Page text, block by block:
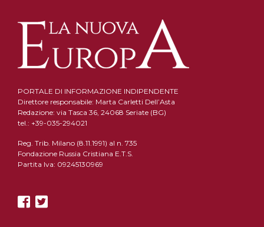
PORTALE DI INFORMAZIONE INDIPENDENTE
Direttore responsabile: Marta Carletti Dell’Asta
Redazione: via Tasca 36, 24068 Seriate (BG)
tel.: +39-035-294021
Reg. Trib. Milano (8.11.1991) al n. 735
Fondazione Russia Cristiana E.T.S.
Partita Iva: 09245130969